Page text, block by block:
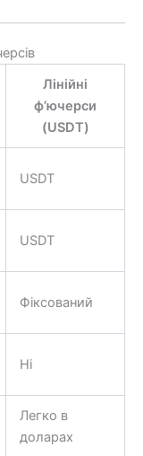
Лінійні
ф’ючерси
(USDT)
USDT
USDT
Фіксований
Ні
Легко в
доларах